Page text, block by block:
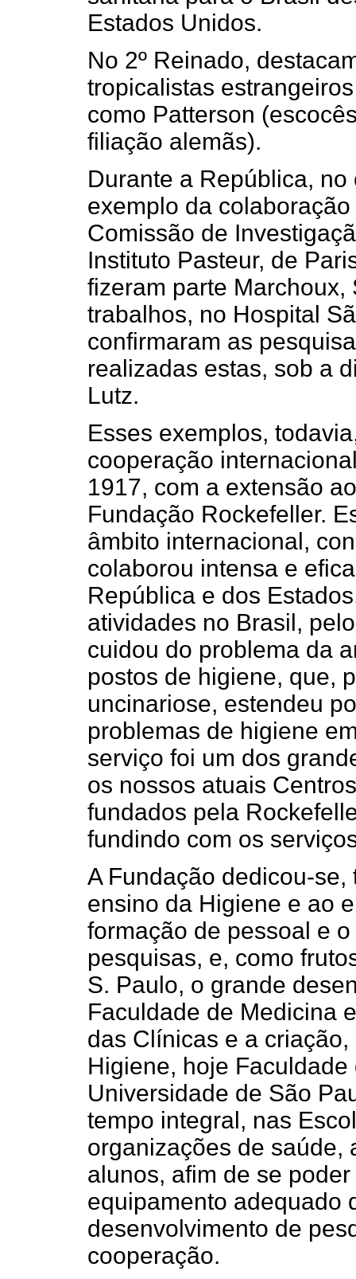
Estados Unidos.
No 2º Reinado,
tropicalistas
como Patterson
filiação alemãs).
Durante a República,
exemplo da
Comissão de
Instituto Pasteur, de
fizeram parte
trabalhos, no Hospital
confirmaram as
realizadas estas, sob a
Lutz.
Esses exemplos,
cooperação
1917, com a extensão
Fundação Rockefeller.
âmbito internacional,
colaborou intensa e
República e dos
atividades no Brasil,
cuidou do problema da
postos de higiene, que,
uncinariose, estendeu
problemas de higiene
serviço foi um dos
os nossos atuais
fundados pela
fundindo com os
A Fundação dedicou-
ensino da Higiene e ao
formação de pessoal e
pesquisas, e, como
S. Paulo, o grande
Faculdade de Medicina
das Clínicas e a
Higiene, hoje
Universidade de São
tempo integral, nas
organizações de saúde,
alunos, afim de se
equipamento adequado
desenvolvimento de
cooperação.